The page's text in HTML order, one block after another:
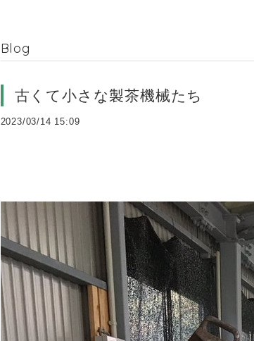
Blog
古くて小さな製茶機械たち
2023/03/14 15:09